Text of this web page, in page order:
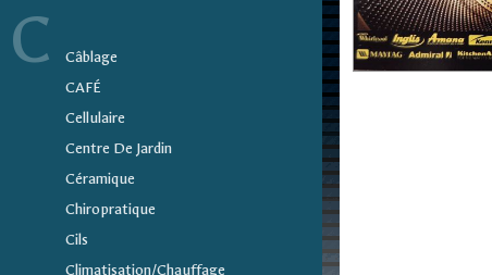
C
Câblage
CAFÉ
Cellulaire
Centre De Jardin
Céramique
Chiropratique
Cils
Climatisation/Chauffage